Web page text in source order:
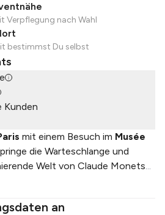
Verpflegung nach Wahl
bestimmst Du selbst
Kunden
mit einem Besuch im Musée
die Warteschlange und
Welt von Claude Monets...
an